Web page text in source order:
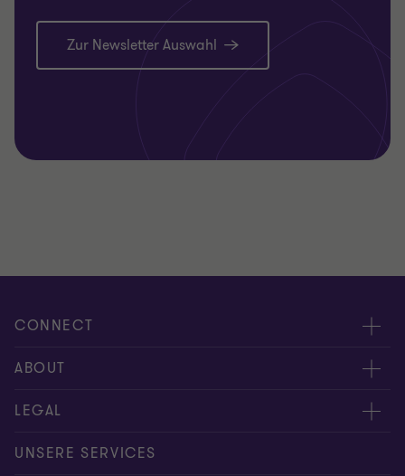
Zur Newsletter Auswahl
CONNECT
Kontakt
Experten
ABOUT
Über uns
Karriere
LEGAL
Impressum
UNSERE SERVICES